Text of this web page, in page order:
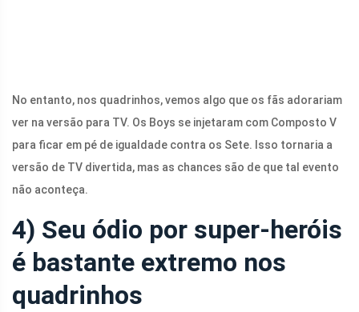
No entanto, nos quadrinhos, vemos algo que os fãs adorariam
ver na versão para TV. Os Boys se injetaram com Composto V
para ficar em pé de igualdade contra os Sete. Isso tornaria a
versão de TV divertida, mas as chances são de que tal evento
não aconteça.
4) Seu ódio por super-heróis
é bastante extremo nos
quadrinhos